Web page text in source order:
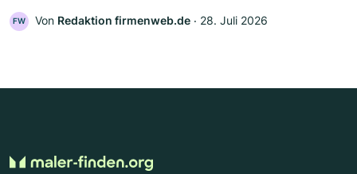
FW Von Redaktion firmenweb.de ‧ 28. Juli 2026